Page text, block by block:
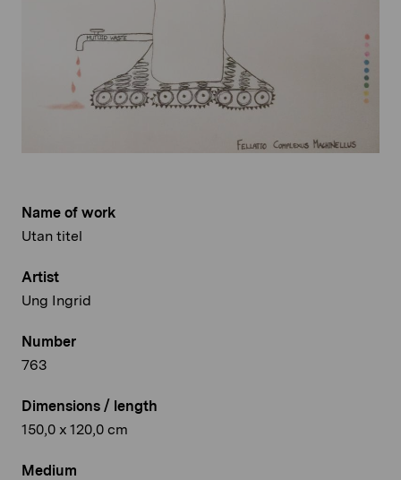
Name of work
Utan titel
Artist
Ung Ingrid
Number
763
Dimensions / length
150,0 x 120,0 cm
Medium